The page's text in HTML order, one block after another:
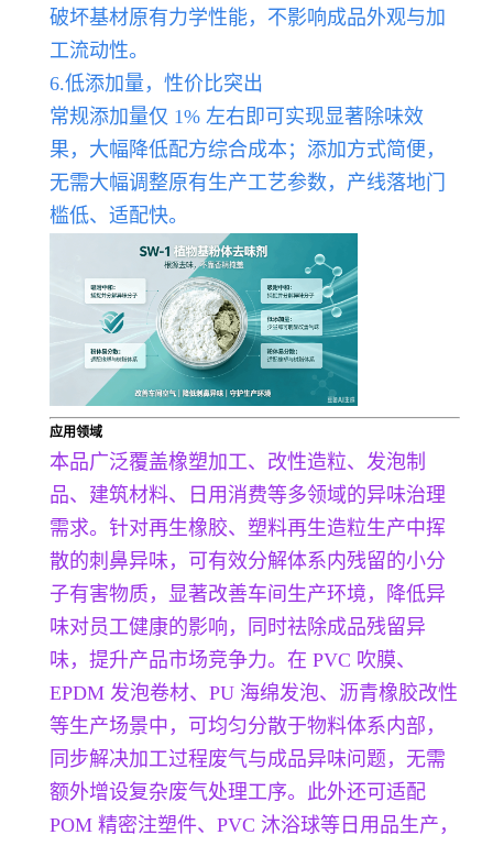
破坏基材原有力学性能，不影响成品外观与加
工流动性。
6.低添加量，性价比突出
常规添加量仅 1% 左右即可实现显著除味效
果，大幅降低配方综合成本；添加方式简便，
无需大幅调整原有生产工艺参数，产线落地门
槛低、适配快。
应用领域
本品广泛覆盖橡塑加工、改性造粒、发泡制
品、建筑材料、日用消费等多领域的异味治理
需求。针对再生橡胶、塑料再生造粒生产中挥
散的刺鼻异味，可有效分解体系内残留的小分
子有害物质，显著改善车间生产环境，降低异
味对员工健康的影响，同时祛除成品残留异
味，提升产品市场竞争力。在 PVC 吹膜、
EPDM 发泡卷材、PU 海绵发泡、沥青橡胶改性
等生产场景中，可均匀分散于物料体系内部，
同步解决加工过程废气与成品异味问题，无需
额外增设复杂废气处理工序。此外还可适配
POM 精密注塑件、PVC 沐浴球等日用品生产，